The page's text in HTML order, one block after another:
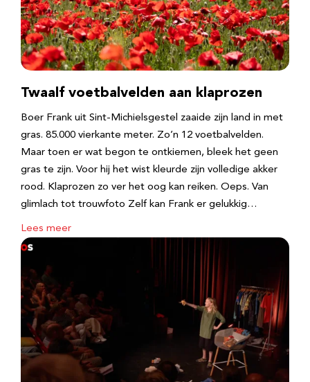
Twaalf voetbalvelden aan klaprozen
Boer Frank uit Sint-Michielsgestel zaaide zijn land in met
gras. 85.000 vierkante meter. Zo’n 12 voetbalvelden.
Maar toen er wat begon te ontkiemen, bleek het geen
gras te zijn. Voor hij het wist kleurde zijn volledige akker
rood. Klaprozen zo ver het oog kan reiken. Oeps. Van
glimlach tot trouwfoto Zelf kan Frank er gelukkig…
Lees meer